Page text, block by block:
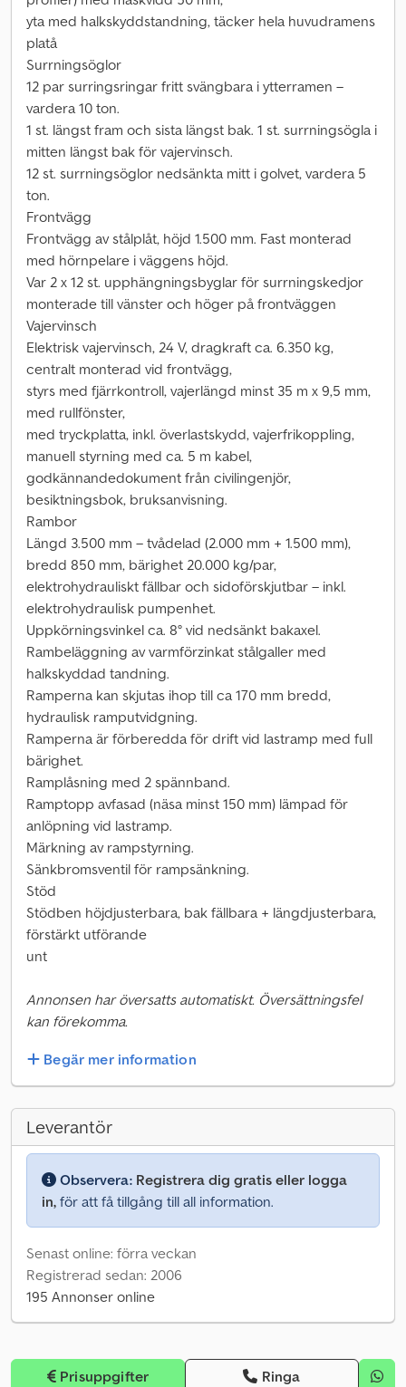
yta med halkskyddstandning, täcker hela huvudramens
platå
Surrningsöglor
12 par surringsringar fritt svängbara i ytterramen –
vardera 10 ton.
1 st. längst fram och sista längst bak. 1 st. surrningsögla i
mitten längst bak för vajervinsch.
12 st. surrningsöglor nedsänkta mitt i golvet, vardera 5
ton.
Frontvägg
Frontvägg av stålplåt, höjd 1.500 mm. Fast monterad
med hörnpelare i väggens höjd.
Var 2 x 12 st. upphängningsbyglar för surrningskedjor
monterade till vänster och höger på frontväggen
Vajervinsch
Elektrisk vajervinsch, 24 V, dragkraft ca. 6.350 kg,
centralt monterad vid frontvägg,
styrs med fjärrkontroll, vajerlängd minst 35 m x 9,5 mm,
med rullfönster,
med tryckplatta, inkl. överlastskydd, vajerfrikoppling,
manuell styrning med ca. 5 m kabel,
godkännandedokument från civilingenjör,
besiktningsbok, bruksanvisning.
Rambor
Längd 3.500 mm – tvådelad (2.000 mm + 1.500 mm),
bredd 850 mm, bärighet 20.000 kg/par,
elektrohydrauliskt fällbar och sidoförskjutbar – inkl.
elektrohydraulisk pumpenhet.
Uppkörningsvinkel ca. 8° vid nedsänkt bakaxel.
Rambeläggning av varmförzinkat stålgaller med
halkskyddad tandning.
Ramperna kan skjutas ihop till ca 170 mm bredd,
hydraulisk ramputvidgning.
Ramperna är förberedda för drift vid lastramp med full
bärighet.
Ramplåsning med 2 spännband.
Ramptopp avfasad (näsa minst 150 mm) lämpad för
anlöpning vid lastramp.
Märkning av rampstyrning.
Sänkbromsventil för rampsänkning.
Stöd
Stödben höjdjusterbara, bak fällbara + längdjusterbara,
förstärkt utförande
unt
Annonsen har översatts automatiskt. Översättningsfel
kan förekomma.
Begär mer information
Leverantör
Observera: Registrera dig gratis eller logga
in, för att få tillgång till all information.
Senast online: förra veckan
Registrerad sedan: 2006
195 Annonser online
Prisuppgifter Ringa